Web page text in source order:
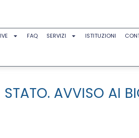
FAQ SERVIZI ISTITUZIONI
AVVISO AI